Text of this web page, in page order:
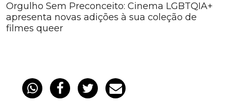
Orgulho Sem Preconceito: Cinema LGBTQIA+
apresenta novas adições à sua coleção de
filmes queer